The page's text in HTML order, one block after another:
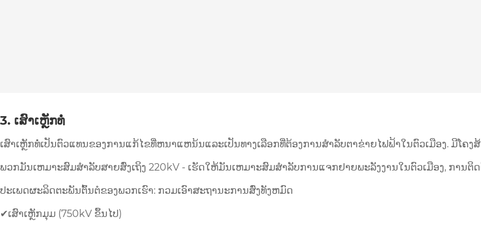
3. ເສົາເຫຼັກທໍ່
ເສົາເຫຼັກທໍ່ເປັນຕົວແທນຂອງການແກ້ໄຂທີ່ຫນາແຫນ້ນແລະເປັນທາງເລືອກທີ່ຕ້ອງການສໍາລັບຕາຂ່າຍໄຟຟ້າໃນຕົວເມືອງ. ມີໂ
ພວກມັນເຫມາະສົມສໍາລັບສາຍສົ່ງເຖິງ 220kV - ເຮັດໃຫ້ມັນເຫມາະສົມສໍາລັບການແຈກຢາຍພະລັງງານໃນຕົວເມືອງ, ການ
ປະເພດຜະລິດຕະພັນຕົ້ນຕໍຂອງພວກເຮົາ: ກວມເອົາສະຖານະການສົ່ງທັງຫມົດ
✔ເສົາເຫຼັກມຸມ (750kV ຂຶ້ນໄປ)